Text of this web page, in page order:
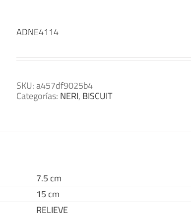
ADNE4114
SKU:a457df9025b4
Categorías: NERI, BISCUIT
7.5 cm
15 cm
RELIEVE